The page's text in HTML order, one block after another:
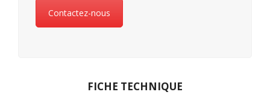
Contactez-nous
FICHE TECHNIQUE